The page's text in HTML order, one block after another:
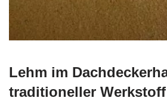
Lehm im
traditioneller Werkstoff